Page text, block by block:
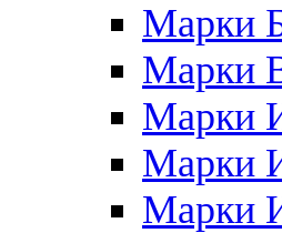
Марки
Марки
Марки
Марки
Марки